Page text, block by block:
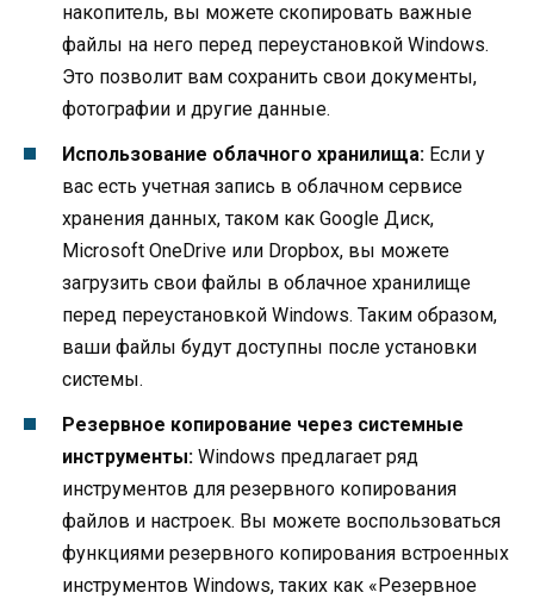
накопитель, вы можете скопировать важные
файлы на него перед переустановкой Windows.
Это позволит вам сохранить свои документы,
фотографии и другие данные.
Использование облачного хранилища: Если у
вас есть учетная запись в облачном сервисе
хранения данных, таком как Google Диск,
Microsoft OneDrive или Dropbox, вы можете
загрузить свои файлы в облачное хранилище
перед переустановкой Windows. Таким образом,
ваши файлы будут доступны после установки
системы.
Резервное копирование через системные
инструменты: Windows предлагает ряд
инструментов для резервного копирования
файлов и настроек. Вы можете воспользоваться
функциями резервного копирования встроенных
инструментов Windows, таких как «Резервное